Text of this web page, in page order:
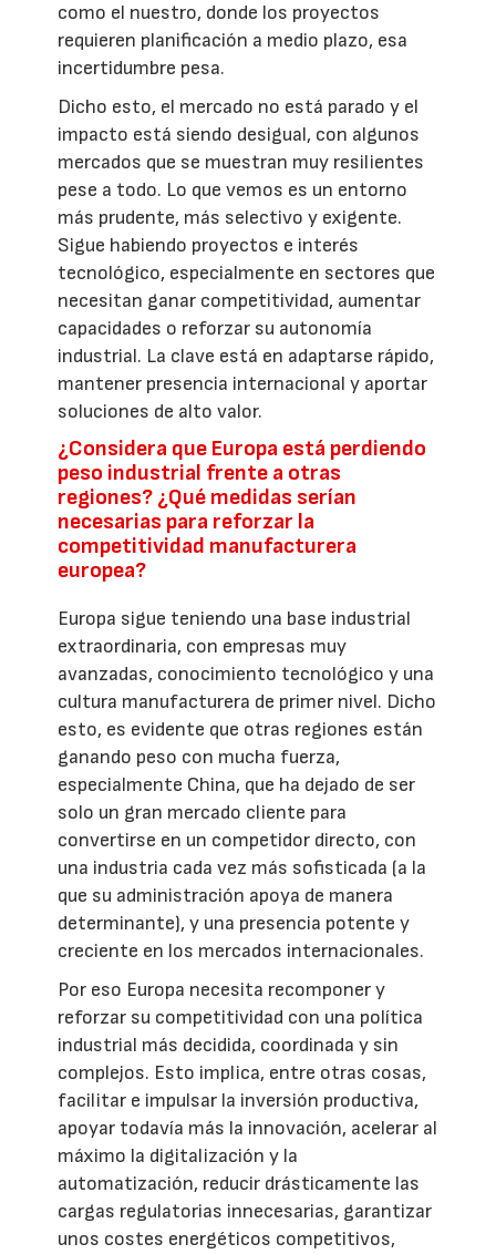
como el nuestro, donde los proyectos
requieren planificación a medio plazo, esa
incertidumbre pesa.
Dicho esto, el mercado no está parado y el
impacto está siendo desigual, con algunos
mercados que se muestran muy resilientes
pese a todo. Lo que vemos es un entorno
más prudente, más selectivo y exigente.
Sigue habiendo proyectos e interés
tecnológico, especialmente en sectores que
necesitan ganar competitividad, aumentar
capacidades o reforzar su autonomía
industrial. La clave está en adaptarse rápido,
mantener presencia internacional y aportar
soluciones de alto valor.
¿Considera que Europa está perdiendo
peso industrial frente a otras
regiones? ¿Qué medidas serían
necesarias para reforzar la
competitividad manufacturera
europea?
Europa sigue teniendo una base industrial
extraordinaria, con empresas muy
avanzadas, conocimiento tecnológico y una
cultura manufacturera de primer nivel. Dicho
esto, es evidente que otras regiones están
ganando peso con mucha fuerza,
especialmente China, que ha dejado de ser
solo un gran mercado cliente para
convertirse en un competidor directo, con
una industria cada vez más sofisticada (a la
que su administración apoya de manera
determinante), y una presencia potente y
creciente en los mercados internacionales.
Por eso Europa necesita recomponer y
reforzar su competitividad con una política
industrial más decidida, coordinada y sin
complejos. Esto implica, entre otras cosas,
facilitar e impulsar la inversión productiva,
apoyar todavía más la innovación, acelerar al
máximo la digitalización y la
automatización, reducir drásticamente las
cargas regulatorias innecesarias, garantizar
unos costes energéticos competitivos,